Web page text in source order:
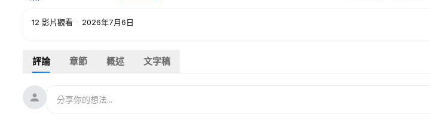
12 影片觀看 · 2026年7月6日
評論 章節 概述 文字稿